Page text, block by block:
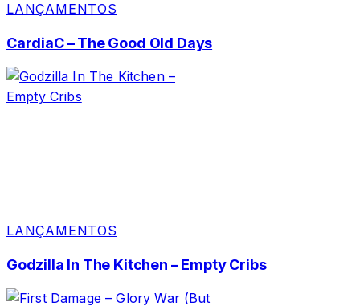
LANÇAMENTOS
CardiaC – The Good Old Days
LANÇAMENTOS
Godzilla In The Kitchen – Empty Cribs